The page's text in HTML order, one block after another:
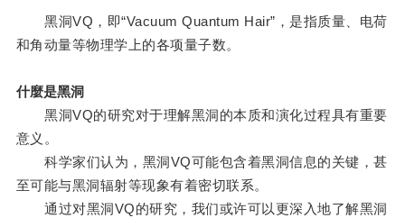
黑洞VQ，即“Vacuum Quantum Hair”，是指质量、电荷
和角动量等物理学上的各项量子数。
什麼是黑洞
黑洞VQ的研究对于理解黑洞的本质和演化过程具有重要
意义。
科学家们认为，黑洞VQ可能包含着黑洞信息的关键，甚
至可能与黑洞辐射等现象有着密切联系。
通过对黑洞VQ的研究，我们或许可以更深入地了解黑洞